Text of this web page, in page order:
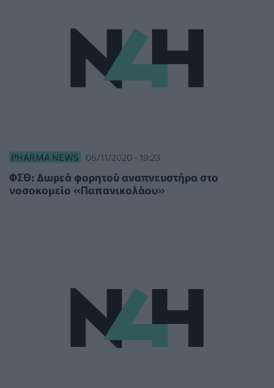
PHARMA NEWS 06/11/2020 - 19:23
ΦΣΘ: Δωρεά φορητού αναπνευστήρα στο
νοσοκομείο «Παπανικολάου»